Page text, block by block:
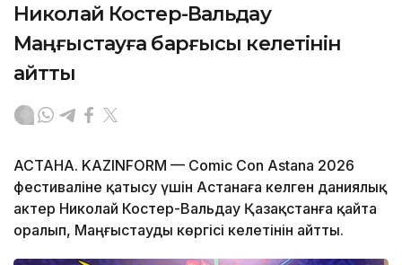
Николай Костер-Вальдау
Маңғыстауға барғысы келетінін
айтты
АСТАНА. KAZINFORM — Comic Con Astana 2026
фестиваліне қатысу үшін Астанаға келген даниялық
актер Николай Костер-Вальдау Қазақстанға қайта
оралып, Маңғыстауды көргісі келетінін айтты.